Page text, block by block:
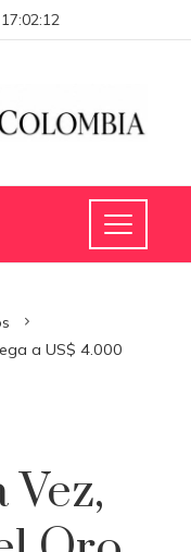
17:02:13
a US$ 4.000